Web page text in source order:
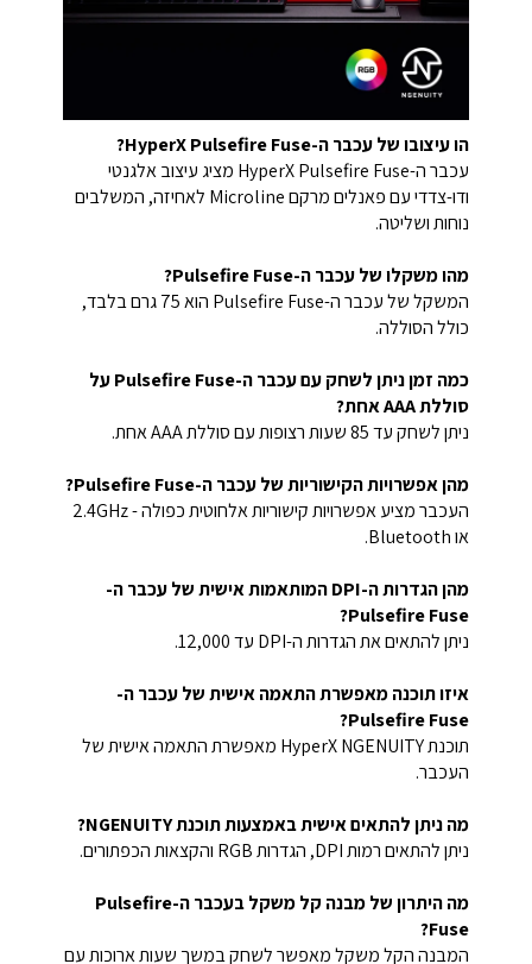
הו עיצובו של עכבר ה-HyperX Pulsefire Fuse?
עכבר ה-HyperX Pulsefire Fuse מציג עיצוב אלגנטי
ודו-צדדי עם פאנלים מרקם Microline לאחיזה, המשלבים
נוחות ושליטה.
מהו משקלו של עכבר ה-Pulsefire Fuse?
המשקל של עכבר ה-Pulsefire Fuse הוא 75 גרם בלבד,
כולל הסוללה.
כמה זמן ניתן לשחק עם עכבר ה-Pulsefire Fuse על
סוללת AAA אחת?
ניתן לשחק עד 85 שעות רצופות עם סוללת AAA אחת.
מהן אפשרויות הקישוריות של עכבר ה-Pulsefire Fuse?
העכבר מציע אפשרויות קישוריות אלחוטית כפולה - 2.4GHz
או Bluetooth.
מהן הגדרות ה-DPI המותאמות אישית של עכבר ה-
Pulsefire Fuse?
ניתן להתאים את הגדרות ה-DPI עד 12,000.
איזו תוכנה מאפשרת התאמה אישית של עכבר ה-
Pulsefire Fuse?
תוכנת HyperX NGENUITY מאפשרת התאמה אישית של
העכבר.
מה ניתן להתאים אישית באמצעות תוכנת NGENUITY?
ניתן להתאים רמות DPI, הגדרות RGB והקצאות הכפתורים.
מה היתרון של מבנה קל משקל בעכבר ה-Pulsefire
Fuse?
המבנה הקל משקל מאפשר לשחק במשך שעות ארוכות עם